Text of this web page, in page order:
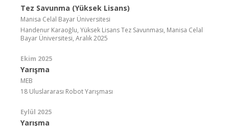
Tez Savunma (Yüksek Lisans)
Manisa Celal Bayar Üniversitesi
Handenur Karaoğlu, Yüksek Lisans Tez Savunması, Manisa Celal
Bayar Üniversitesi, Aralık 2025
Ekim 2025
Yarışma
MEB
18 Uluslararası Robot Yarışması
Eylül 2025
Yarışma